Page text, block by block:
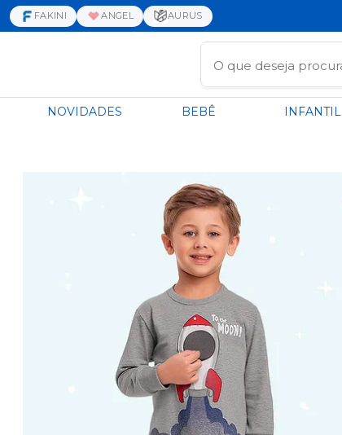
FAKINI ANGEL AURUS
NOVIDADES BEBÊ INFANTIL